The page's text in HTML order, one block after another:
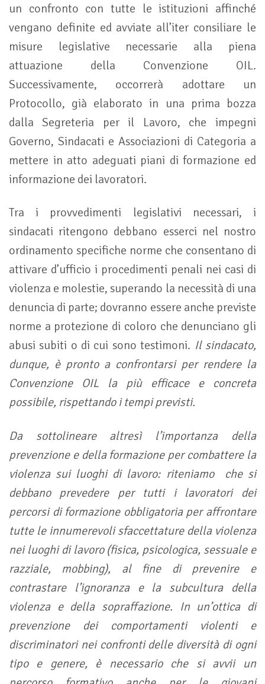
un confronto con tutte le istituzioni affinché
vengano definite ed avviate all’iter consiliare le
misure legislative necessarie alla piena
attuazione della Convenzione OIL.
Successivamente, occorrerà adottare un
Protocollo, già elaborato in una prima bozza
dalla Segreteria per il Lavoro, che impegni
Governo, Sindacati e Associazioni di Categoria a
mettere in atto adeguati piani di formazione ed
informazione dei lavoratori.
Tra i provvedimenti legislativi necessari, i
sindacati ritengono debbano esserci nel nostro
ordinamento specifiche norme che consentano di
attivare d’ufficio i procedimenti penali nei casi di
violenza e molestie, superando la necessità di una
denuncia di parte; dovranno essere anche previste
norme a protezione di coloro che denunciano gli
abusi subiti o di cui sono testimoni. Il sindacato,
dunque, è pronto a confrontarsi per rendere la
Convenzione OIL la più efficace e concreta
possibile, rispettando i tempi previsti.
Da sottolineare altresì l’importanza della
prevenzione e della formazione per combattere la
violenza sui luoghi di lavoro: riteniamo che si
debbano prevedere per tutti i lavoratori dei
percorsi di formazione obbligatoria per affrontare
tutte le innumerevoli sfaccettature della violenza
nei luoghi di lavoro (fisica, psicologica, sessuale e
razziale, mobbing), al fine di prevenire e
contrastare l’ignoranza e la subcultura della
violenza e della sopraffazione. In un’ottica di
prevenzione dei comportamenti violenti e
discriminatori nei confronti delle diversità di ogni
tipo e genere, è necessario che si avvii un